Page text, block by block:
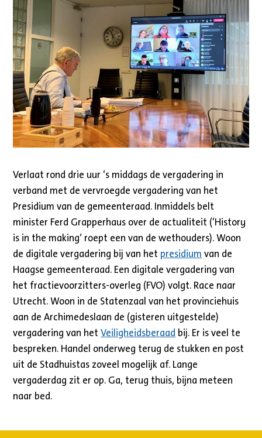
Verlaat rond drie uur ‘s middags de vergadering in
verband met de vervroegde vergadering van het
Presidium van de gemeenteraad. Inmiddels belt
minister Ferd Grapperhaus over de actualiteit (‘History
is in the making’ roept een van de wethouders). Woon
de digitale vergadering bij van het presidium van de
Haagse gemeenteraad. Een digitale vergadering van
het fractievoorzitters-overleg (FVO) volgt. Race naar
Utrecht. Woon in de Statenzaal van het provinciehuis
aan de Archimedeslaan de (gisteren uitgestelde)
vergadering van hetVeiligheidsberaad bij. Er is veel te
bespreken. Handel onderweg terug de stukken en post
uit de Stadhuistas zoveel mogelijk af. Lange
vergaderdag zit er op. Ga, terug thuis, bijna meteen
naar bed.